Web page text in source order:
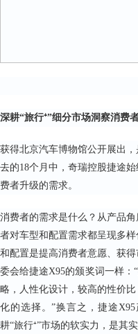
深耕“旅行⁺”细分市场洞察消费
获得北京汽车博物馆公开展出
去的18个月中，奇瑞控股捷途
费者升级的需求。
消费者的需求是什么？从产品
者对车型和配置需求都呈现多
和配置是提高消费者意愿、获
委会给捷途X95的颁奖词一样：
略，人性化设计，较高的性价
化的选择。”换言之，捷途
耕“旅行⁺”市场的软实力，是其